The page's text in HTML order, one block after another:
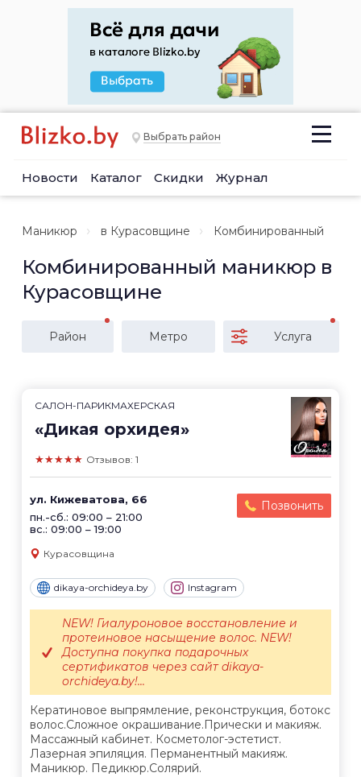
Выбрать район
Новости Каталог Скидки Журнал
Маникюр в Курасовщине Комбинированный
Комбинированный маникюр в
Курасовщине
Район Метро Услуга
САЛОН-ПАРИКМАХЕРСКАЯ
«Дикая орхидея»
★★★★★ Отзывов: 1
ул. Кижеватова, 66
пн.-сб.: 09:00 – 21:00
вс.: 09:00 – 19:00
Позвонить
Курасовщина
dikaya-orchideya.by Instagram
Кератиновое выпрямление, реконструкция, ботокс
волос.Сложное окрашивание.Прически и макияж.
Массажный кабинет. Косметолог-эстетист.
Лазерная эпиляция. Перманентный макияж.
Маникюр. Педикюр.Солярий.
NEW! Гиалуроновое восстановление и
протеиновое насыщение волос. NEW!
Доступна покупка подарочных
сертификатов через сайт dikaya-
orchideya.by!...